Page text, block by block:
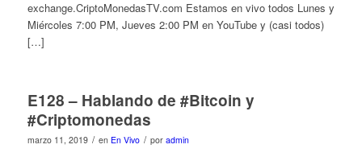
exchange.CriptoMonedasTV.com Estamos en vivo todos Lunes y
Miércoles 7:00 PM, Jueves 2:00 PM en YouTube y (casi todos)
[…]
E128 – Hablando de #Bitcoin y
#Criptomonedas
marzo 11, 2019 / en En Vivo / por admin